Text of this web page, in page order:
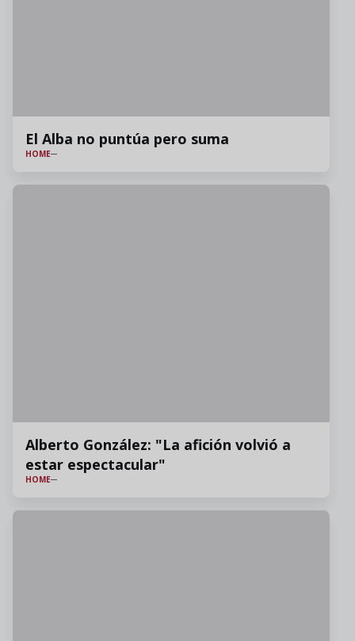
El Alba no puntúa pero suma
HOME
Alberto González: "La afición volvió a
estar espectacular"
HOME